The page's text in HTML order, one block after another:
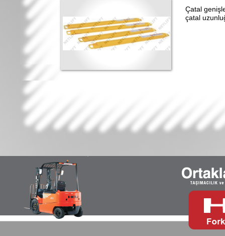
Çatal
çatal